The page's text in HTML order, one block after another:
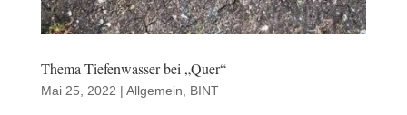
Thema Tiefenwasser bei „Quer“
Mai 25, 2022 | Allgemein BINT